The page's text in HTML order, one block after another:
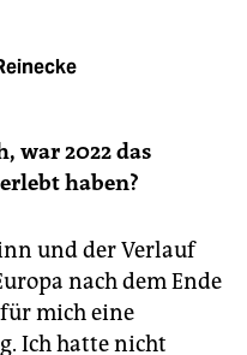
war 2022 das
haben?
und der Verlauf
nach dem Ende
mich eine
Ich hatte nicht